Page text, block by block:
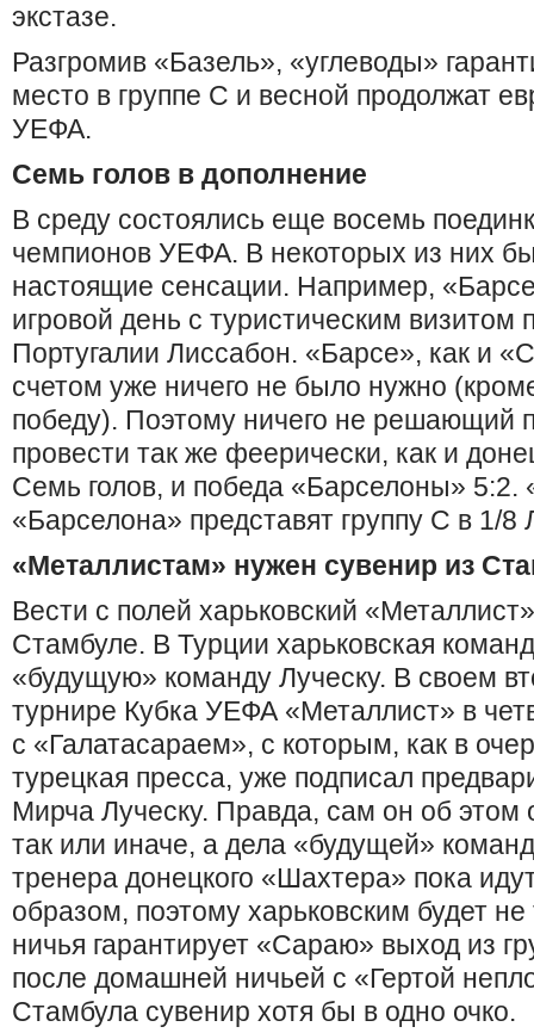
экстазе.
Разгромив «Базель», «углеводы»
место в группе С и весной продолжат
УЕФА.
Семь голов в дополнение
В среду состоялись еще восемь
чемпионов УЕФА. В некоторых из них
настоящие сенсации. Например,
игровой день с туристическим визитом
Португалии Лиссабон. «Барсе», как и
счетом уже ничего не было нужно
победу). Поэтому ничего не решающий
провести так же феерически, как и
Семь голов, и победа «Барселоны» 5:2.
«Барселона» представят группу С в 1/8
«Металлистам» нужен сувенир из
Вести с полей харьковский
Стамбуле. В Турции харьковская
«будущую» команду Луческу. В своем
турнире Кубка УЕФА «Металлист» в
с «Галатасараем», с которым, как в
турецкая пресса, уже подписал
Мирча Луческу. Правда, сам он об этом
так или иначе, а дела «будущей»
тренера донецкого «Шахтера» пока
образом, поэтому харьковским будет
ничья гарантирует «Сараю» выход из
после домашней ничьей с «Гертой
Стамбула сувенир хотя бы в одно очко.